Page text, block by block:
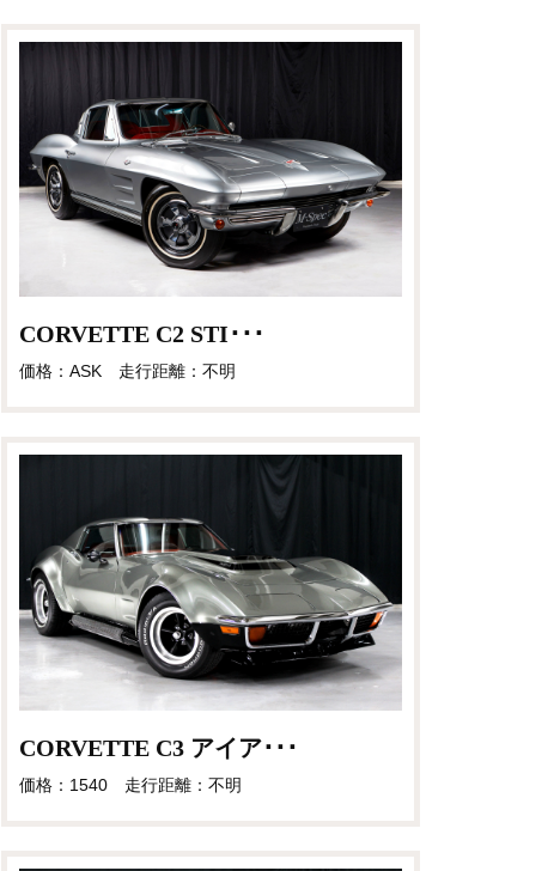
CORVETTE C2 STI･･･
価格：ASK 走行距離：不明
CORVETTE C3 アイア･･･
価格：1540 走行距離：不明